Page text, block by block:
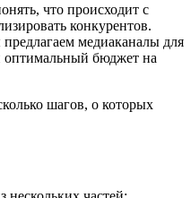
что происходит с
конкурентов.
медиаканалы для
оптимальный бюджет на
шагов, о которых